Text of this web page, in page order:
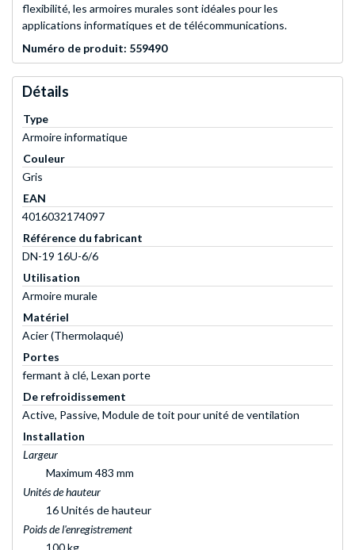
flexibilité, les armoires murales sont idéales pour les
applications informatiques et de télécommunications.
Numéro de produit: 559490
Détails
Type
Armoire informatique
Couleur
Gris
EAN
4016032174097
Référence du fabricant
DN-19 16U-6/6
Utilisation
Armoire murale
Matériel
Acier (Thermolaqué)
Portes
fermant à clé, Lexan porte
De refroidissement
Active, Passive, Module de toit pour unité de ventilation
Installation
Largeur
Maximum 483 mm
Unités de hauteur
16 Unités de hauteur
Poids de l'enregistrement